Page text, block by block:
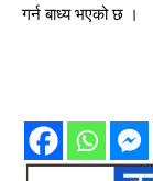
गर्न बाध्य भएको छ ।